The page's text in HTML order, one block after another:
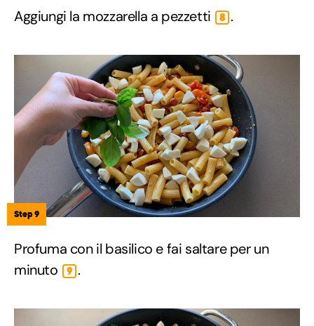
Aggiungi la mozzarella a pezzetti 8 .
Step 9
Profuma con il basilico e fai saltare per un
minuto
9 .